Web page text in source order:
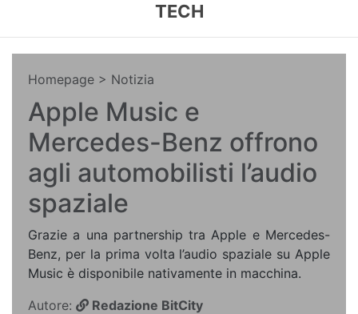
TECH
Homepage > Notizia
Apple Music e
Mercedes-Benz offrono
agli automobilisti l’audio
spaziale
Grazie a una partnership tra Apple e Mercedes-
Benz, per la prima volta l’audio spaziale su Apple
Music è disponibile nativamente in macchina.
Autore:
Redazione BitCity